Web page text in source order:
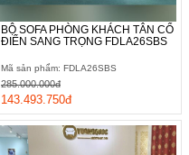
BỘ SOFA PHÒNG KHÁCH TÂN CỔ
ĐIỂN SANG TRỌNG FDLA26SBS
Mã sản phẩm: FDLA26SBS
143.493.750đ
285.000.000đ